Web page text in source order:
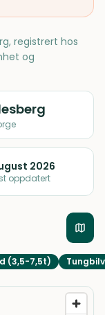
registrert hos
og
2026
oppdatert
(3,5-7,5t)